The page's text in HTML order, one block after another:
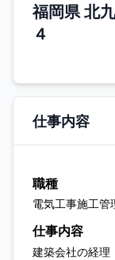
福岡県 北
４
仕事内容
職種
電気工事施工管
仕事内容
建築会社の経理